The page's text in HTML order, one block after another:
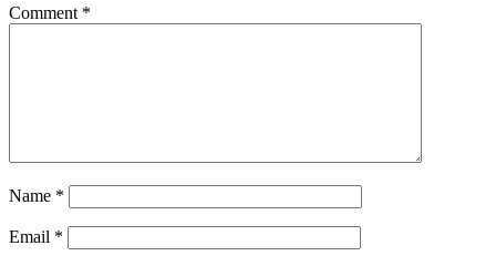
Comment *
Name *
Email *